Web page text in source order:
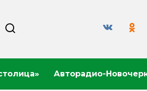
Авторадио-